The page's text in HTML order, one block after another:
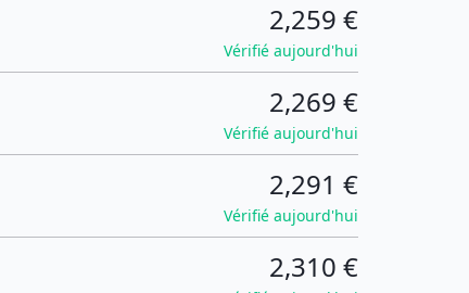
2,259 €
Vérifié aujourd'hui
2,269 €
Vérifié aujourd'hui
2,291 €
Vérifié aujourd'hui
2,310 €